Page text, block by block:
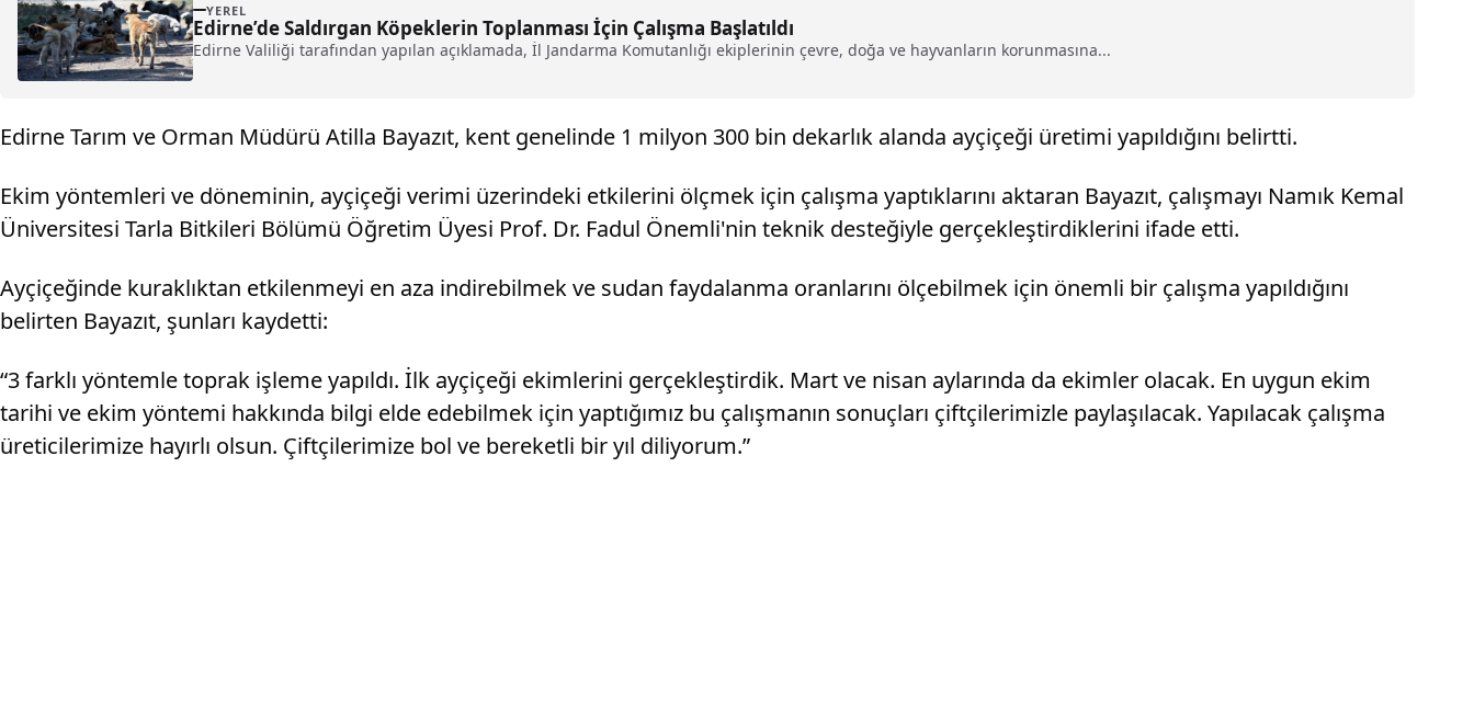
YEREL
Edirne’de Saldırgan Köpeklerin Toplanması İçin Çalışma Başlatıldı
Edirne Valiliği tarafından yapılan açıklamada, İl Jandarma Komutanlığı ekiplerinin çevre, doğa ve hayvanların korunmasına...
Edirne Tarım ve Orman Müdürü Atilla Bayazıt, kent genelinde 1 milyon 300 bin dekarlık alanda ayçiçeği üretimi yapıldığını belirtti.
Ekim yöntemleri ve döneminin, ayçiçeği verimi üzerindeki etkilerini ölçmek için çalışma yaptıklarını aktaran Bayazıt, çalışmayı Namık Kemal
Üniversitesi Tarla Bitkileri Bölümü Öğretim Üyesi Prof. Dr. Fadul Önemli'nin teknik desteğiyle gerçekleştirdiklerini ifade etti.
Ayçiçeğinde kuraklıktan etkilenmeyi en aza indirebilmek ve sudan faydalanma oranlarını ölçebilmek için önemli bir çalışma yapıldığını
belirten Bayazıt, şunları kaydetti:
“3 farklı yöntemle toprak işleme yapıldı. İlk ayçiçeği ekimlerini gerçekleştirdik. Mart ve nisan aylarında da ekimler olacak. En uygun ekim
tarihi ve ekim yöntemi hakkında bilgi elde edebilmek için yaptığımız bu çalışmanın sonuçları çiftçilerimizle paylaşılacak. Yapılacak çalışma
üreticilerimize hayırlı olsun. Çiftçilerimize bol ve bereketli bir yıl diliyorum.”